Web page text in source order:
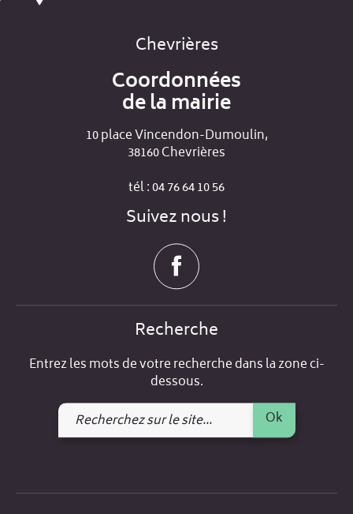
Chevrières
Coordonnées
de la mairie
10 place Vincendon-Dumoulin,
38160 Chevrières
tél : 04 76 64 10 56
Suivez nous !
Recherche
Entrez les mots de votre recherche dans la zone ci-
dessous.
Recherchez
sur
Ok